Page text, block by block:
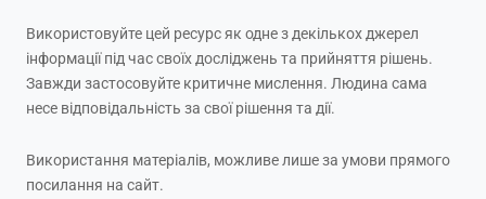
Використовуйте цей ресурс як одне з декількох джерел
інформації під час своїх досліджень та прийняття рішень.
Завжди застосовуйте критичне мислення. Людина сама
несе відповідальність за свої рішення та дії.
Використання матеріалів, можливе лише за умови прямого
посилання на сайт.